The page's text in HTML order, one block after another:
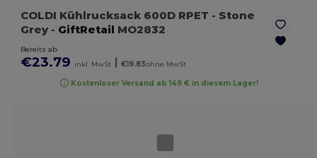
COLDI Kühlrucksack 600D RPET - Stone
Grey- GiftRetail MO2832
Bereits ab
€23.79 inkl. MwSt | €19.83ohne MwSt
Kostenloser Versand ab 149 € in diesem Lager!